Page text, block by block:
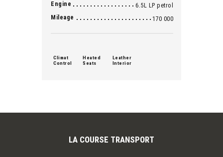
Engine
6.5L LP petrol
Mileage
170 000
Climat
Control
Heated
Seats
Leather
Interior
LA COURSE TRANSPORT